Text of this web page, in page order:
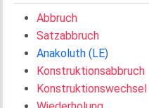
Abbruch
Satzabbruch
Anakoluth (LE)
Konstruktionsabbruch
Konstruktionswechsel